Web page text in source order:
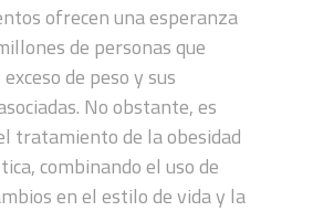
ofrecen una esperanza
de personas que
de peso y sus
No obstante, es
tratamiento de la obesidad
combinando el uso de
en el estilo de vida y la